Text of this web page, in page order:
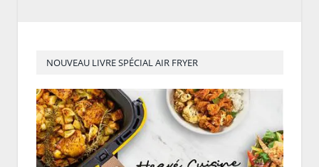
NOUVEAU LIVRE SPÉCIAL AIR FRYER